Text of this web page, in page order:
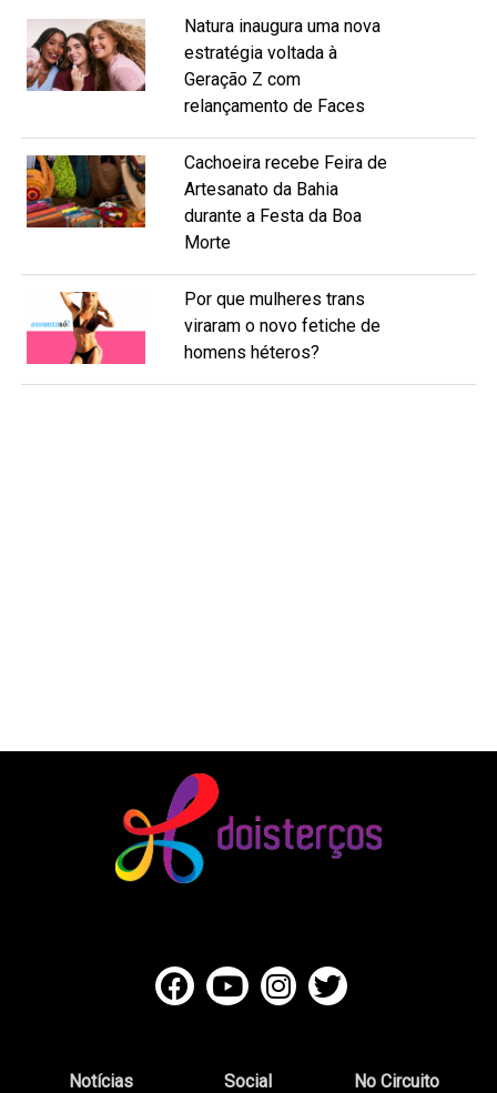
Natura inaugura uma nova
estratégia voltada à
Geração Z com
relançamento de Faces
Cachoeira recebe Feira de
Artesanato da Bahia
durante a Festa da Boa
Morte
Por que mulheres trans
viraram o novo fetiche de
homens héteros?
Notícias Social No Circuito